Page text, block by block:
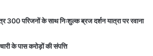
300 परिजनों के साथ निःशुल्क ब्रज दर्शन यात्रा पर रवाना
के पास करोड़ों की संपत्ति